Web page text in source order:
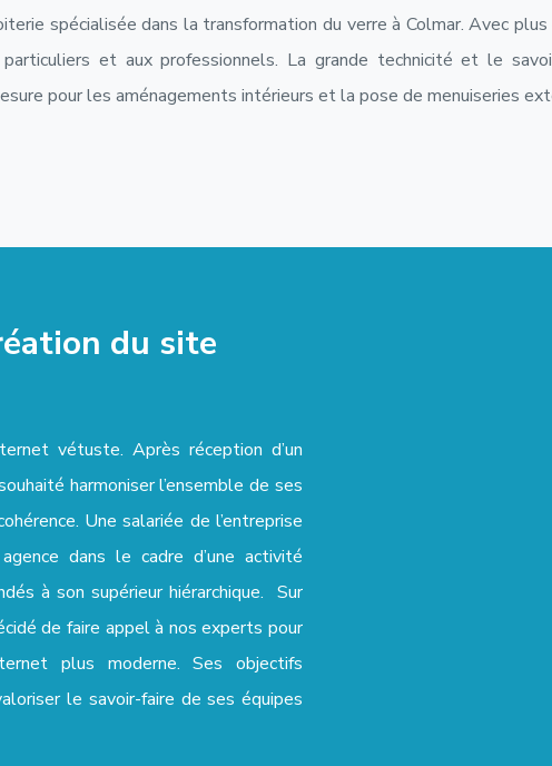
sa boite grâce au web
des conseils
spécialisée dans la transformation du verre à Colmar. Avec plus
et aux professionnels. La grande technicité et le
pour les aménagements intérieurs et la pose de menuiseries
du site
vétuste. Après réception d’un
harmoniser l’ensemble de ses
Une salariée de l’entreprise
dans le cadre d’une activité
à son supérieur hiérarchique. Sur
de faire appel à nos experts pour
plus moderne. Ses objectifs
le savoir-faire de ses équipes